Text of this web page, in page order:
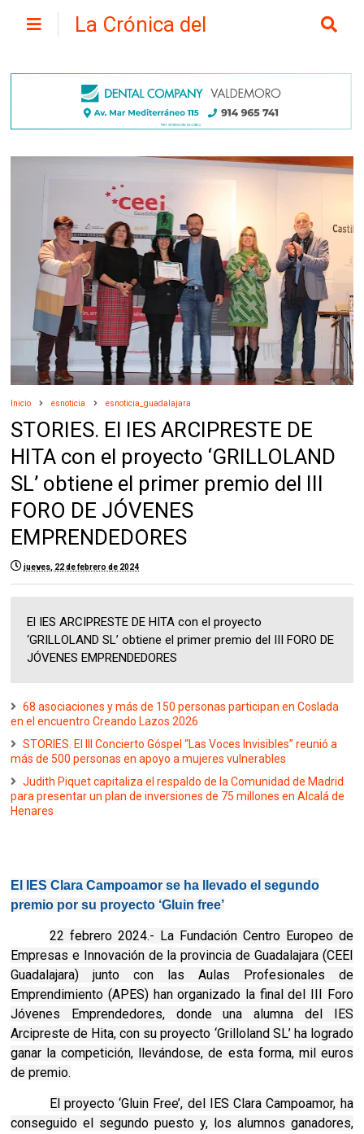
La Crónica del
Inicio esnoticia esnoticia_guadalajara
STORIES. El IES ARCIPRESTE DE
HITA con el proyecto ‘GRILLOLAND
SL’ obtiene el primer premio del III
FORO DE JÓVENES
EMPRENDEDORES
jueves, 22 de febrero de 2024
El IES ARCIPRESTE DE HITA con el proyecto
‘GRILLOLAND SL’ obtiene el primer premio del III FORO DE
JÓVENES EMPRENDEDORES
68 asociaciones y más de 150 personas participan en Coslada
en el encuentro Creando Lazos 2026
STORIES. El III Concierto Góspel “Las Voces Invisibles” reunió a
más de 500 personas en apoyo a mujeres vulnerables
Judith Piquet capitaliza el respaldo de la Comunidad de Madrid
para presentar un plan de inversiones de 75 millones en Alcalá de
Henares
El IES Clara Campoamor se ha llevado el segundo
premio por su proyecto ‘Gluin free’
22 febrero 2024.- La Fundación Centro Europeo de
Empresas e Innovación de la provincia de Guadalajara (CEEI
Guadalajara) junto con las Aulas Profesionales de
Emprendimiento (APES) han organizado la final del III Foro
Jóvenes Emprendedores, donde una alumna del IES
Arcipreste de Hita, con su proyecto ‘Grilloland SL’ ha logrado
ganar la competición, llevándose, de esta forma, mil euros
de premio.
El proyecto ‘Gluin Free’, del IES Clara Campoamor, ha
conseguido el segundo puesto y, los alumnos ganadores,